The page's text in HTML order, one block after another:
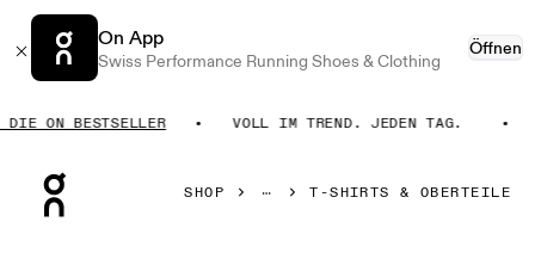
On App
Swiss Performance Running Shoes & Clothing
Öffnen
ON BESTSELLER VOLL IM TREND. JEDEN TAG.
SHOP T-SHIRTS & OBERTEILE